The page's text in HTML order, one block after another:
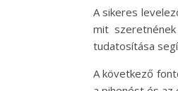
A sikeres
mit
tudatosítása
A következő